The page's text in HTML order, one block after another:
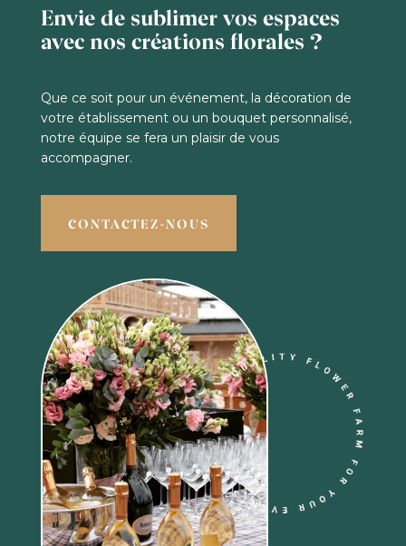
Envie de sublimer vos espaces
avec nos créations florales ?
Que ce soit pour un événement, la décoration de
votre établissement ou un bouquet personnalisé,
notre équipe se fera un plaisir de vous
accompagner.
CONTACTEZ-NOUS